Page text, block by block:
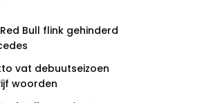
Bull flink gehinderd
vat debuutseizoen
woorden